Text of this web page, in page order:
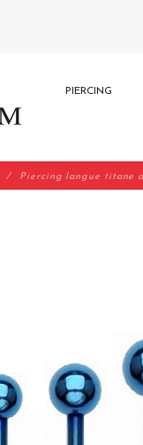
PIERCING
Piercing langue titane